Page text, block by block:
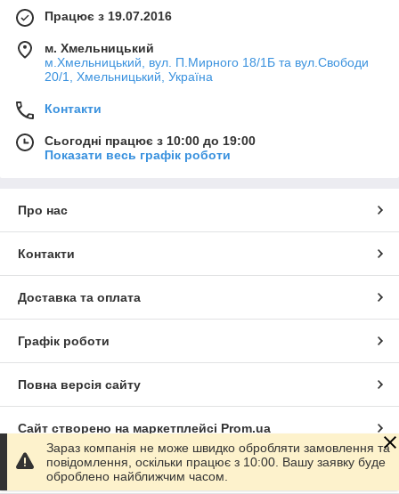
Працює з 19.07.2016
м. Хмельницький
м.Хмельницький, вул. П.Мирного 18/1Б та вул.Свободи
20/1, Хмельницький, Україна
Контакти
Сьогодні працює з 10:00 до 19:00
Показати весь графік роботи
Про нас
Контакти
Доставка та оплата
Графік роботи
Повна версія сайту
Сайт створено на маркетплейсі Prom.ua
Політика конфіденційності
Зараз компанія не може швидко обробляти замовлення та
повідомлення, оскільки працює з 10:00. Вашу заявку буде
оброблено найближчим часом.